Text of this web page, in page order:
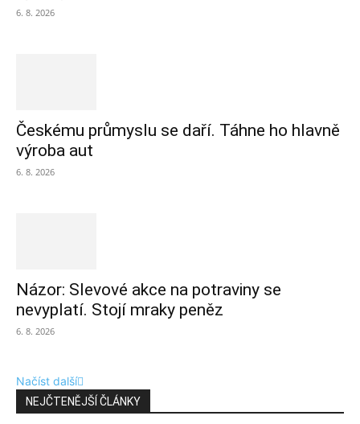
6. 8. 2026
Českému průmyslu se daří. Táhne ho hlavně
výroba aut
6. 8. 2026
Názor: Slevové akce na potraviny se
nevyplatí. Stojí mraky peněz
6. 8. 2026
Načíst další
NEJČTENĚJŠÍ ČLÁNKY